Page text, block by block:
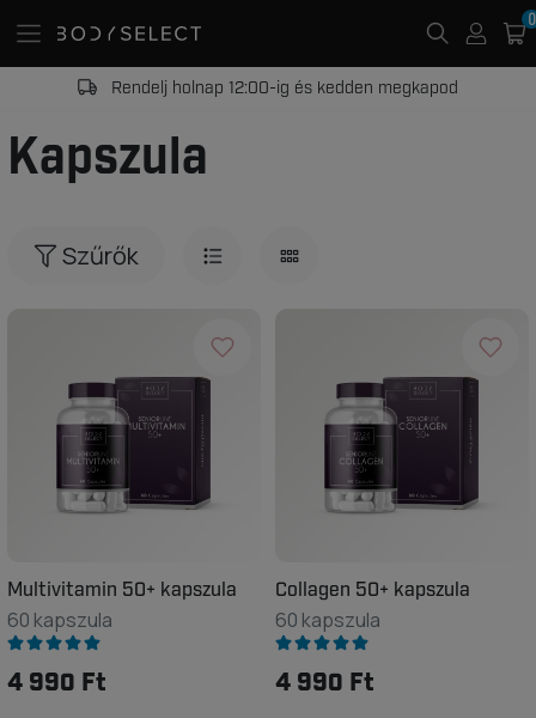
Rendelj holnap 12:00-ig és kedden megkapod
Kapszula
Szűrők
Multivitamin 50+ kapszula
60 kapszula
4 990 Ft
Collagen 50+ kapszula
60 kapszula
4 990 Ft
0